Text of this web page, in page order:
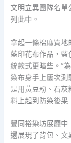
文明立異團隊名單
列此中。
拿起一條棉麻質地
藍印花布作品，藍
統款式更暗些。”
染布身手上屢次測
是用黃豆粉、石灰
料上起到防染後果
豐同裕染坊展廳中
還展現了背包、文